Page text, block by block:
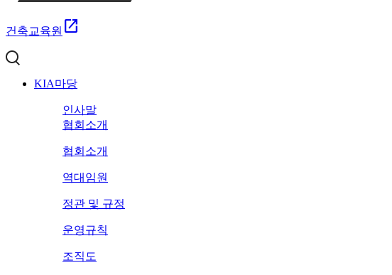
건축교육원 open_in_new
KIA마당
인사말
협회소개
협회소개
역대임원
정관 및 규정
운영규칙
조직도